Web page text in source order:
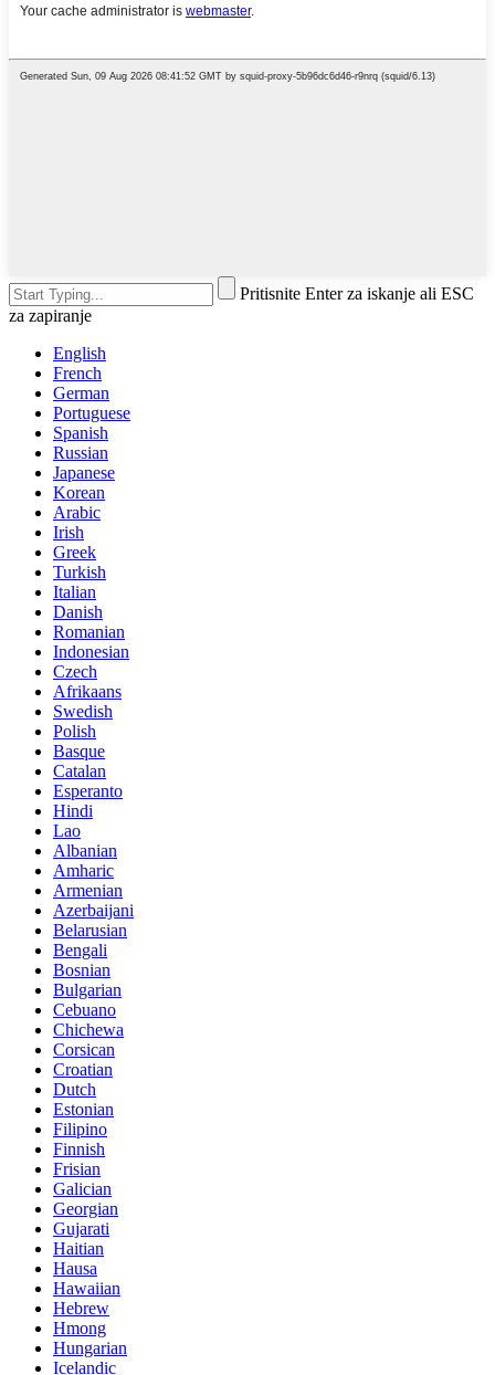
Pritisnite Enter za iskanje ali ESC
za zapiranje
English
French
German
Portuguese
Spanish
Russian
Japanese
Korean
Arabic
Irish
Greek
Turkish
Italian
Danish
Romanian
Indonesian
Czech
Afrikaans
Swedish
Polish
Basque
Catalan
Esperanto
Hindi
Lao
Albanian
Amharic
Armenian
Azerbaijani
Belarusian
Bengali
Bosnian
Bulgarian
Cebuano
Chichewa
Corsican
Croatian
Dutch
Estonian
Filipino
Finnish
Frisian
Galician
Georgian
Gujarati
Haitian
Hausa
Hawaiian
Hebrew
Hmong
Hungarian
Icelandic